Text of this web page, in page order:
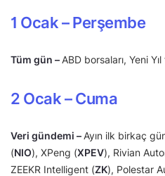
1 Ocak – Perşembe
Tüm gün – ABD borsaları, Yeni
2 Ocak – Cuma
Veri gündemi – Ayın ilk birkaç
(NIO), XPeng (XPEV), Rivian
ZEEKR Intelligent (ZK), Polestar